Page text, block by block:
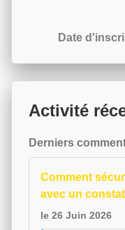
Date
Activité
Derniers
Comment
avec un
le 26 Juin 2026